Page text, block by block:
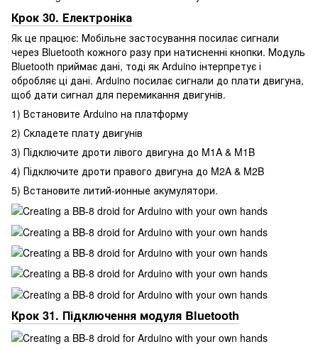
Крок 30. Електроніка
Як це працює: Мобільне застосування посилає сигнали
через Bluetooth кожного разу при натисненні кнопки. Модуль
Bluetooth приймає дані, тоді як Arduino інтерпретує і
обробляє ці дані. Arduino посилає сигнали до плати двигуна,
щоб дати сигнал для перемикання двигунів.
1) Встановите Arduino на платформу
2) Складете плату двигунів
3) Підключите дроти лівого двигуна до M1A & M1B
4) Підключите дроти правого двигуна до M2A & M2B
5) Встановите литий-ионные акумулятори.
Крок 31. Підключення модуля Bluetooth